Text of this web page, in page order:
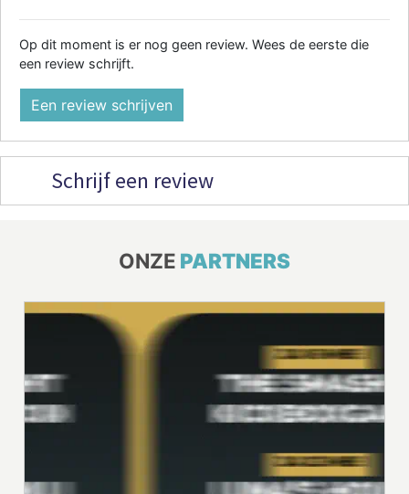
Op dit moment is er nog geen review. Wees de eerste die
een review schrijft.
Een review schrijven
Schrijf een review
ONZE PARTNERS